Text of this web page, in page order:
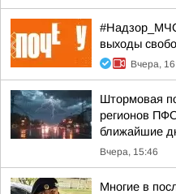
выходы
Вчера,
Штормовая
регионов
ближайшие
Вчера, 15:46
Многие в